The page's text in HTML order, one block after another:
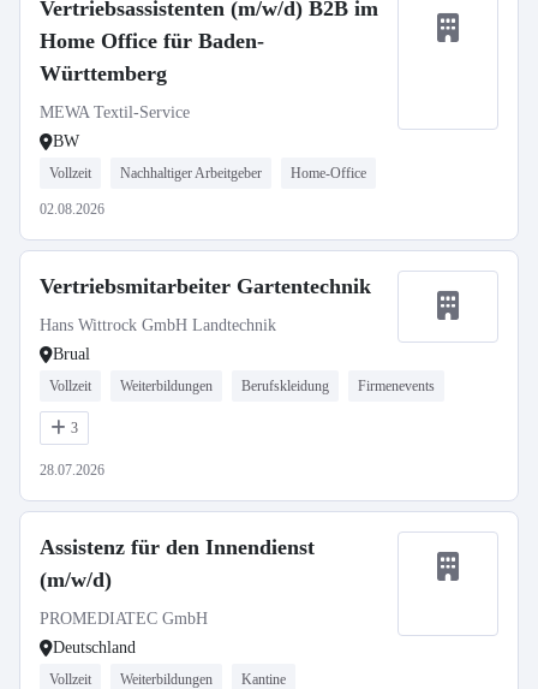
Vertriebsassistenten (m/w/d) B2B im
Home Office für Baden-
Württemberg
MEWA Textil-Service
BW
Vollzeit Nachhaltiger Arbeitgeber Home-Office
02.08.2026
Vertriebsmitarbeiter Gartentechnik
Hans Wittrock GmbH Landtechnik
Brual
Vollzeit Weiterbildungen Berufskleidung Firmenevents
3
28.07.2026
Assistenz für den Innendienst
(m/w/d)
PROMEDIATEC GmbH
Deutschland
Vollzeit Weiterbildungen Kantine